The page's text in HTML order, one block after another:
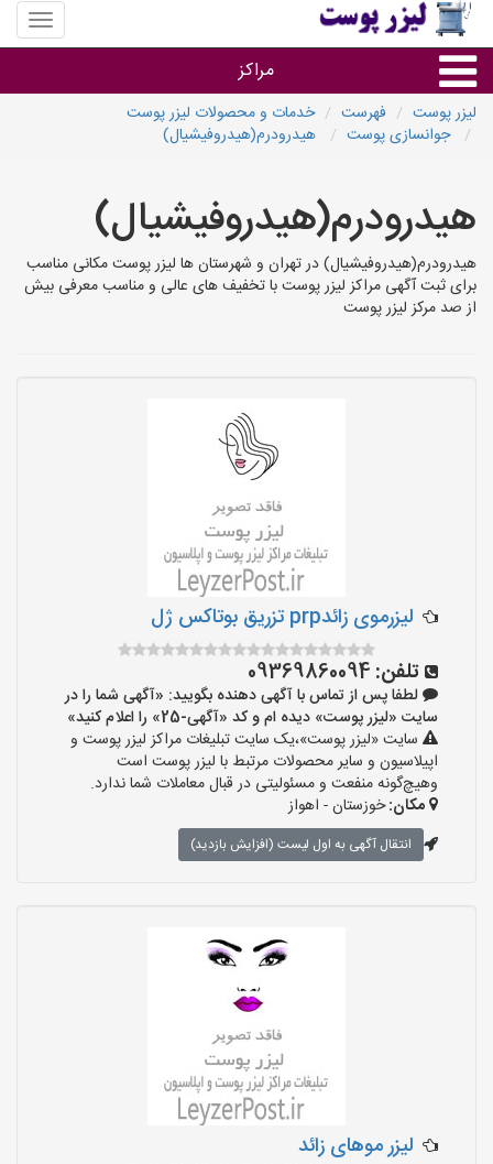
منوی
سایت
پوست
مراکز
گروه ها
استان ها
لیزر پوست فهرست
خدمات و محصولات لیزر پوست
جوانسازی پوست
هیدرودرم(هیدروفیشیال)
هیدرودرم(هیدروفیشیال)
هیدرودرم(هیدروفیشیال) در تهران و شهرستان ها لیزر پوست مکانی مناسب
برای ثبت آگهی مراکز لیزر پوست با تخفیف های عالی و مناسب معرفی بیش
از صد مرکز لیزر پوست
لیزرموی زائدprp تزریق بوتاکس ژل
تلفن: 09369860094
لطفا پس از تماس با آگهی دهنده بگویید: «آگهی شما را در
سایت «لیزر پوست» دیده ام و کد «آگهی-25» را اعلام کنید»
سایت «لیزر پوست»،یک سایت تبلیغات مراکز لیزر پوست و
اپیلاسیون و سایر محصولات مرتبط با لیزر پوست است
وهیچ‌گونه منفعت و مسئولیتی در قبال معاملات شما ندارد.
مکان:خوزستان - اهواز
انتقال آگهی به اول لیست (افزایش بازدید)
لیزر موهای زائد